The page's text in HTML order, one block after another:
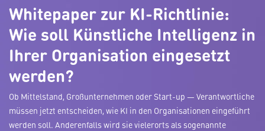
Whitepaper zur KI-Richtlinie:
Wie soll Künstliche Intelligenz in
Ihrer Organisation eingesetzt
werden?
Ob Mittelstand, Großunternehmen oder Start-up — Verantwortliche
müssen jetzt entscheiden, wie KI in den Organisationen eingeführt
werden soll. Anderenfalls wird sie vielerorts als sogenannte